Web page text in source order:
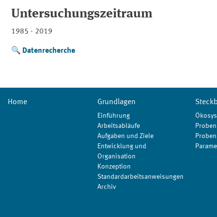
Untersuchungszeitraum
1985 - 2019
Datenrecherche
Home Grundlagen
Einführung
Arbeitsabläufe
Aufgaben und Ziele
Entwicklung und
Organisation
Konzeption
Standardarbeitsanweisungen
Archiv